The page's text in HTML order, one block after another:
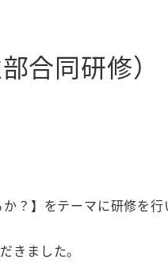
合同研修）
？】をテーマに研修を行
ました。